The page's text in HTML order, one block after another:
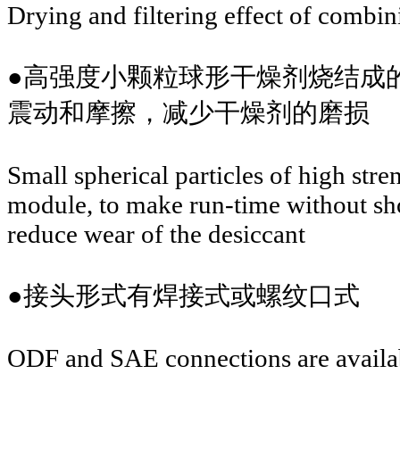
Drying and filtering effect of
●高强度小颗粒球形干燥剂烧结成
震动和摩擦，减少干燥剂的磨损
Small spherical particles of high
module, to make run-time without
reduce wear of the desiccant
●接头形式有焊接式或螺纹口式
ODF and SAE connections are